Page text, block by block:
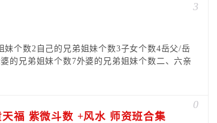
3
妹个数2自己的兄弟姐妹个数3子女个数4岳父/岳
的兄弟姐妹个数7外婆的兄弟姐妹个数二、六亲
0
福 紫微斗数 +风水 师资班合集